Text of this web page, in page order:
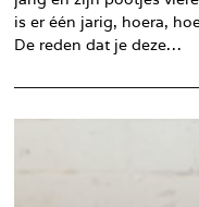
is er één jarig, hoera,
De reden dat je deze…